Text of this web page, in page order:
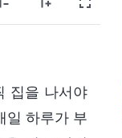
집을 나서야
일 하루가 부